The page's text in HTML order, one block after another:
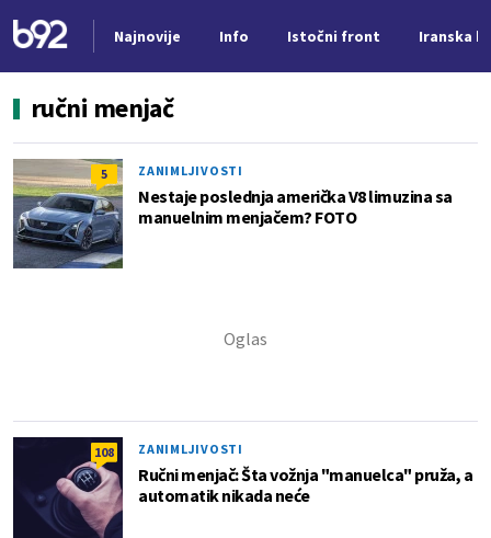
Najnovije Info Istočni front Iranska
ručni menjač
5 ZANIMLJIVOSTI
Nestaje poslednja američka V8 limuzina sa
manuelnim menjačem? FOTO
108 ZANIMLJIVOSTI
Ručni menjač: Šta vožnja "manuelca" pruža, a
automatik nikada neće